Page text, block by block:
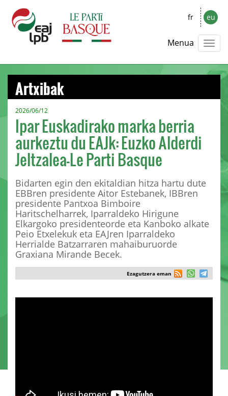
fr eu
Menua
Artxibak
2026/06/12
Ipar Euskadirako marka berria
aurkeztu du EAJk: Euzko Alderdi
Jeltzalea-Le Parti Basque
Bidarten egin den ekitaldian hitza hartu dute
EBBren presidente Aitor Estebanek, IBBren
presidente Pantxoa Bimboire
Haritschelharrek, Iparraldeko Hirigune
Elkargoko presidenteorde eta Kanboko alkate
Peio Etxelekuk eta EAJren Iparraldeko
Herrialde Batzarraren mahaiburuorde
Graxiana Mirande Becek.
Ezagutzera eman